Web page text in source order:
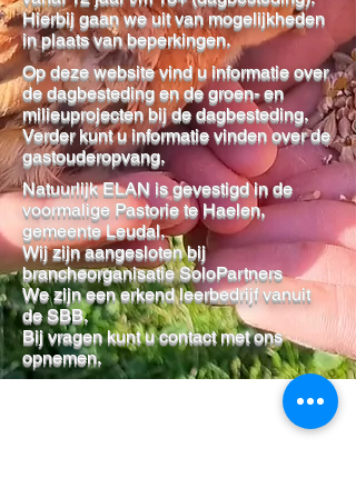
Hierbij gaan we uit van mogelijkheden
in plaats van beperkingen.
Op deze website vind u informatie over
de dagbesteding en de groen- en
milieuprojecten bij de dagbesteding.
Verder kunt u informatie vinden over de
gastouderopvang.
Natuurlijk ELAN is gevestigd in de
voormalige Pastorie te Haelen,
gemeente Leudal.
Wij zijn aangesloten bij
brancheorganisatie SoloPartners
We zijn een erkend leerbedrijf vanuit
de SBB.
Bij vragen kunt u contact met ons
opnemen.